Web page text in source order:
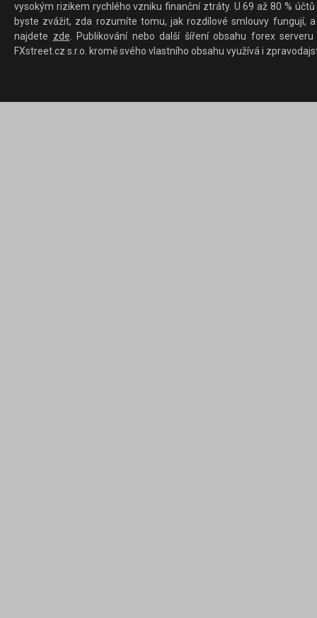
vysokým rizikem rychlého vzniku finanční ztráty. U 69 až 80 %
byste zvážit, zda rozumíte tomu, jak rozdílové smlouvy fungují,
najdete zde. Publikování nebo další šíření obsahu forex
FXstreet.cz s.r.o. kromě svého vlastního obsahu využívá i